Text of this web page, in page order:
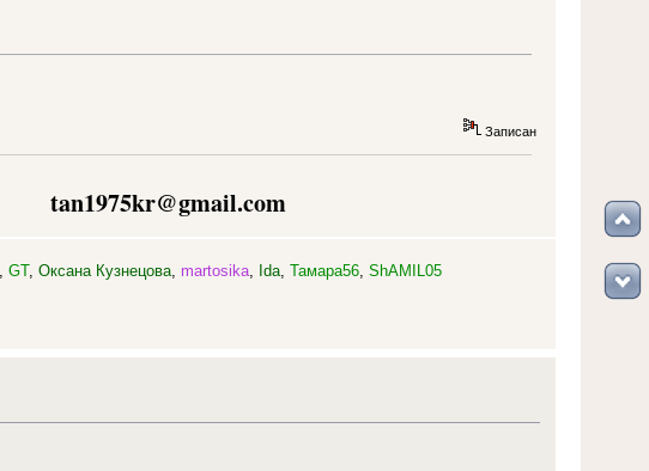
Записан
tan1975kr@gmail.com
,GT,Оксана Кузнецова martosika Ida ,Тамара56 ,ShAMIL05